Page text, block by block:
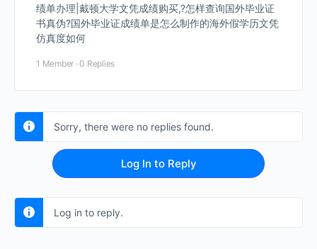
绩单办理|戴顿大学文凭成绩购买,?怎样查询国外毕业证
书真伪?国外毕业证成绩单是怎么制作的海外假学历文凭
仿真度如何
1 Member · 0 Replies
Sorry, there were no replies found.
Log In to Reply
Log in to reply.